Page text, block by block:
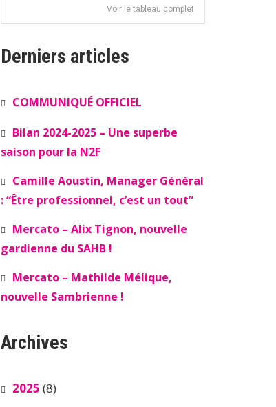
Voir le tableau complet
Derniers articles
COMMUNIQUÉ OFFICIEL
Bilan 2024-2025 – Une superbe
saison pour la N2F
Camille Aoustin, Manager Général
: “Être professionnel, c’est un tout”
Mercato – Alix Tignon, nouvelle
gardienne du SAHB !
Mercato – Mathilde Mélique,
nouvelle Sambrienne !
Archives
2025 (8)